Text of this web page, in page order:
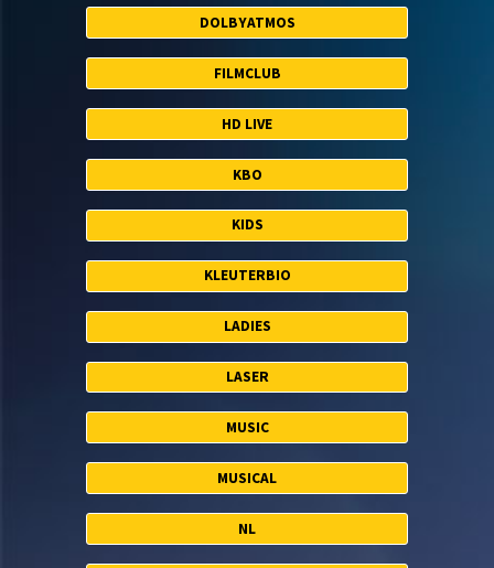
DOLBYATMOS
FILMCLUB
HD LIVE
KBO
KIDS
KLEUTERBIO
LADIES
LASER
MUSIC
MUSICAL
NL